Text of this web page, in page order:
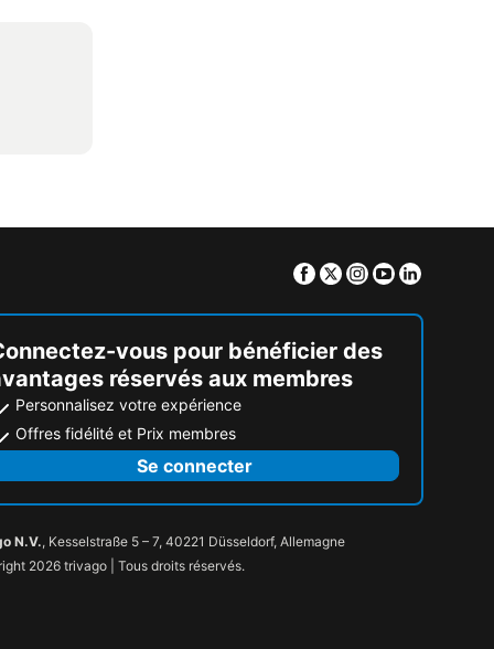
Facebook
TwitterInstagram
Youtube
vous pour bénéficier des
réservés aux membres
Personnalisez votre expérience
Offres fidélité et Prix membres
Se connecter
N.V., Kesselstraße 5 – 7, 40221 Düsseldorf, Allemagne
2026 trivago | Tous droits réservés.